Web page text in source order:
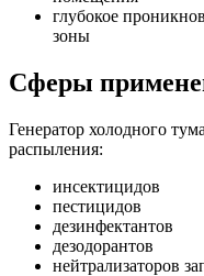
глубокое
зоны
Сферы
Генератор холодного
распыления:
инсектицидов
пестицидов
дезинфектантов
дезодорантов
нейтрализаторов